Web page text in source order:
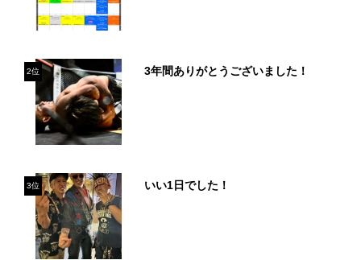
2位 3年間ありがとうございました！
3位 いい1日でした！